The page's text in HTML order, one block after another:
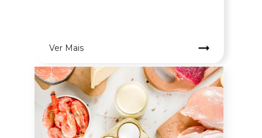
Ver Mais